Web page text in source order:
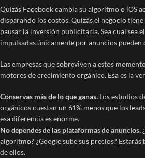
Quizás Facebook cambia su algoritmo o iOS
disparando los costos. Quizás el negocio
pausar la inversión publicitaria. Sea cual sea
impulsadas únicamente por anuncios
Las empresas que sobreviven a estos
motores de crecimiento orgánico. Esa es la
Conservas más de lo que ganas. Los estudios
orgánicos cuestan un 61% menos que los
esa diferencia es enorme.
No dependes de las plataformas de anuncios.
algoritmo? ¿Google sube sus precios?
de ellos.